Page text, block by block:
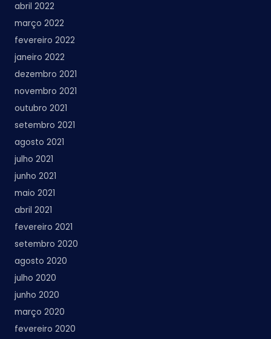
abril 2022
março 2022
fevereiro 2022
janeiro 2022
dezembro 2021
novembro 2021
outubro 2021
setembro 2021
agosto 2021
julho 2021
junho 2021
maio 2021
abril 2021
fevereiro 2021
setembro 2020
agosto 2020
julho 2020
junho 2020
março 2020
fevereiro 2020